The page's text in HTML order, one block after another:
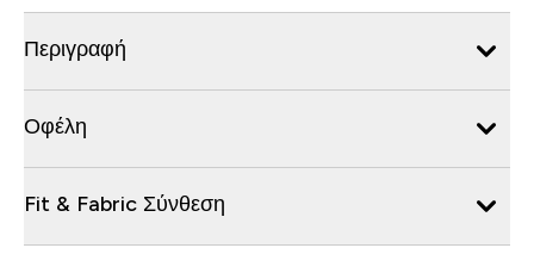
Περιγραφή
Οφέλη
Fit & Fabric Σύνθεση